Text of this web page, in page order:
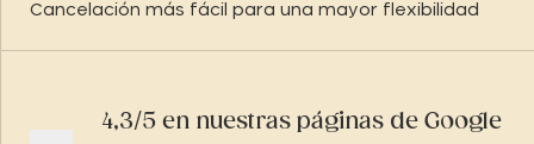
Cancelación más fácil para una mayor flexibilidad
4,3/5 en nuestras páginas de Google